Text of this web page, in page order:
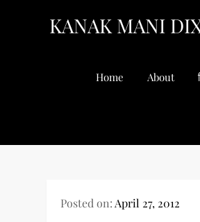
KANAK MANI
Home About
Posted on: April 27, 2012